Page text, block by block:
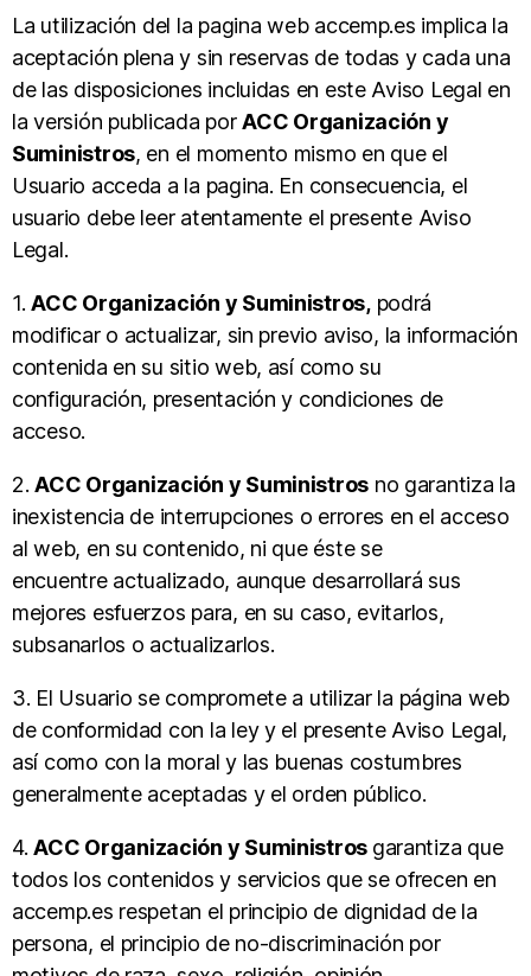
La utilización del la pagina web accemp.es implica la
aceptación plena y sin reservas de todas y cada una
de las disposiciones incluidas en este Aviso Legal en
la versión publicada porACC Organización y
Suministros, en el momento mismo en que el
Usuario acceda a la pagina. En consecuencia, el
usuario debe leer atentamente el presente Aviso
Legal.
1.ACC Organización y Suministros,podrá
modificar o actualizar, sin previo aviso, la información
contenida en su sitio web, así como su
configuración, presentación y condiciones de
acceso.
2.ACC Organización y Suministros no garantiza la
inexistencia de interrupciones o errores en el acceso
al web, en su contenido, ni que éste se
encuentre actualizado, aunque desarrollará sus
mejores esfuerzos para, en su caso, evitarlos,
subsanarlos o actualizarlos.
3. El Usuario se compromete a utilizar la página web
de conformidad con la ley y el presente Aviso Legal,
así como con la moral y las buenas costumbres
generalmente aceptadas y el orden público.
4.ACC Organización y Suministros garantiza que
todos los contenidos y servicios que se ofrecen en
accemp.es respetan el principio de dignidad de la
persona, el principio de no-discriminación por